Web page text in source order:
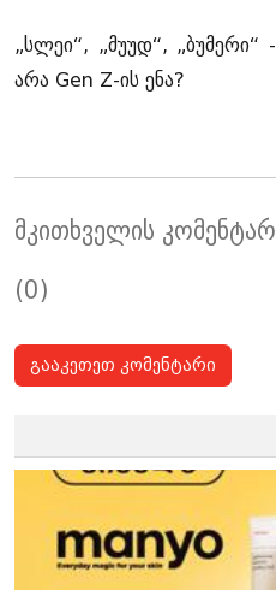
„სლეი“, „მუუდ“, „ბუმერი“
არა Gen Z-ის ენა?
მკითხველის
(0)
გააკეთეთ კომენტარი